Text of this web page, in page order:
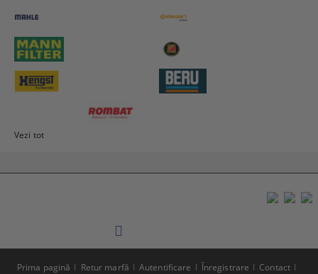
Vezi tot
Prima pagină Retur marfă Autentificare Înregistrare Contact